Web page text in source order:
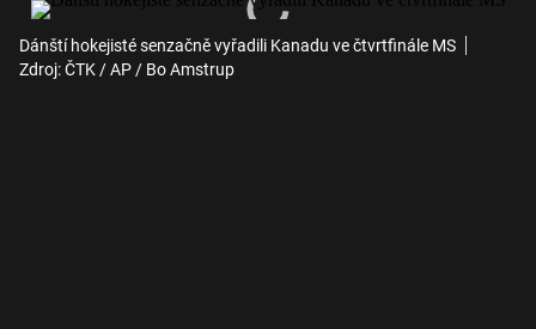
Dánští hokejisté senzačně vyřadili Kanadu ve čtvrtfinále MS
Zdroj: ČTK / AP / Bo Amstrup